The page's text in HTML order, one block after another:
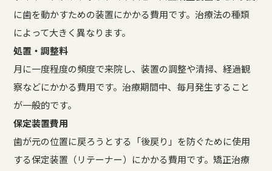
に歯を動かすための装置にかかる費用です。治療法の種類
によって大きく異なります。
処置・調整料
月に一度程度の頻度で来院し、装置の調整や清掃、経過観
察などにかかる費用です。治療期間中、毎月発生すること
が一般的です。
保定装置費用
歯が元の位置に戻ろうとする「後戻り」を防ぐために使用
する保定装置（リテーナー）にかかる費用です。矯正治療